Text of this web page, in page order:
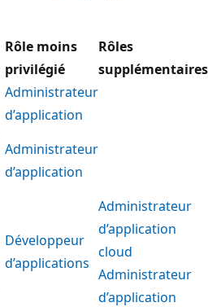
Rôle moins
privilégié
Rôles
supplémentaires
Administrateur
d’application
Administrateur
d’application
Développeur
d’applications
Administrateur
d’application
cloud
Administrateur
d’application